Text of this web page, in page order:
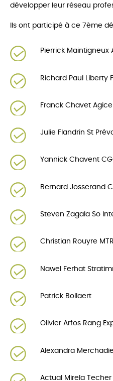
développer leur réseau
Ils ont participé à ce 7ème
Pierrick Maintigneux
Richard Paul Liberty
Franck Chavet Agice
Julie Flandrin St
Yannick Chavent
Bernard Josserand
Steven Zagala So
Christian Rouyre
Nawel Ferhat
Patrick Bollaert
Olivier Arfos Rang
Alexandra
Actual Mirela